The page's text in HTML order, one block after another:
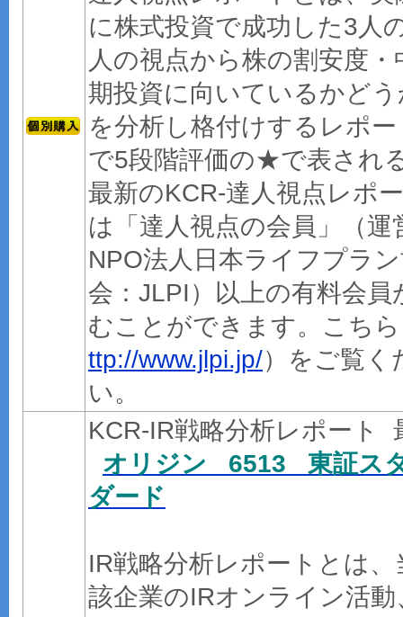
に株式投資で成功した3人
人の視点から株の割安度・
期投資に向いているかど
を分析し格付けするレポー
で5段階評価の★で表され
最新のKCR-達人視点レポ
は「達人視点の会員」（運
NPO法人日本ライフプラ
会：JLPI）以上の有料会員
むことができます。こち
ttp://www.jlpi.jp/）をご覧く
い。
KCR-IR戦略分析レポート
オリジン 6513 東証ス
ダード
IR戦略分析レポートとは、
該企業のIRオンライン活動